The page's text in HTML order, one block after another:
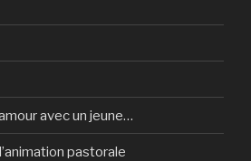
avec un jeune…
pastorale